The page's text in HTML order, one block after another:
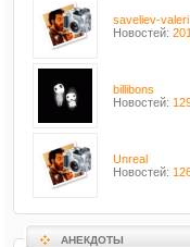
saveliev-valeri
Новостей: 201
billibons
Новостей:
Unreal
Новостей:
АНЕКДОТЫ